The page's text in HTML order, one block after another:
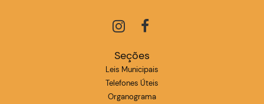
Seções
Leis Municipais
Telefones Úteis
Organograma